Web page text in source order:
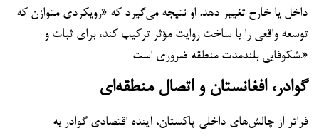
داخل یا خارج تغییر دهد. او نتیجه می‌گیرد که «رویکردی متوازن که
توسعه واقعی را با ساخت روایت مؤثر ترکیب کند، برای ثبات و
شکوفایی بلندمدت منطقه ضروری است.»
گوادر، افغانستان و اتصال منطقه‌ای
فراتر از چالش‌های داخلی پاکستان، آینده اقتصادی گوادر به